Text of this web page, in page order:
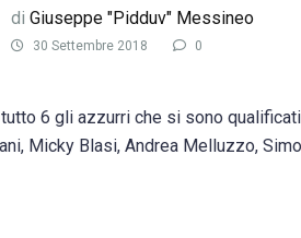
di Giuseppe "Pidduv" Messineo
30 Settembre 2018 0
6 gli azzurri che si sono
Micky Blasi, Andrea Melluzzo,